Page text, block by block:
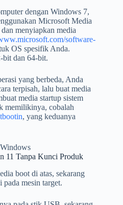
dengan Windows 7,
Microsoft Media
menyiapkan media
software-
OS spesifik Anda.
bit dan 64-bit.
yang berbeda, Anda
terpisah, lalu buat media
media startup sistem
memilikinya, cobalah
, yang keduanya
11 Tanpa Kunci Produk
boot di atas, sekarang
pada mesin target.